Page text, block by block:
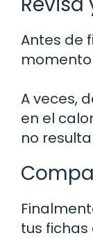
Antes de
A veces,
en el
no
tus